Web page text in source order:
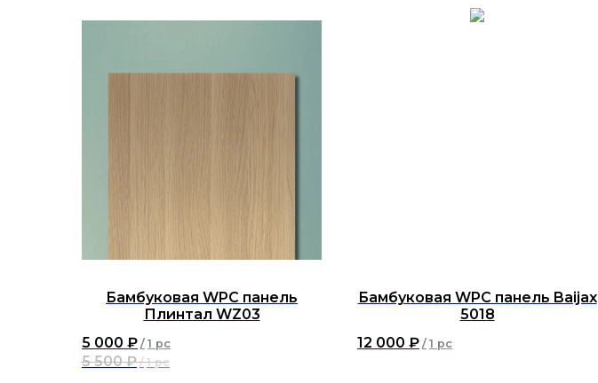
Бамбуковая WPC панель
Плинтал WZ03
5 000 ₽ / 1 pc
5 500 ₽ / 1 pc
Бамбуковая WPC панель Baijax
5018
12 000 ₽ / 1 pc